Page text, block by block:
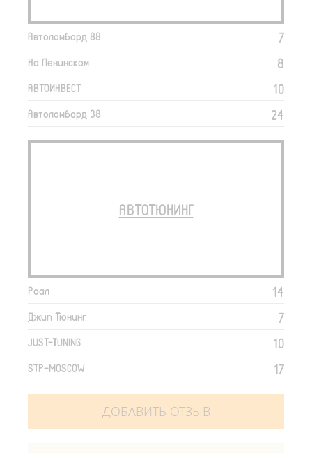
7
Автоломбард 88
8
На Ленинском
10
АВТОИНВЕСТ
24
Автоломбард 38
АВТОТЮНИНГ
14
Роал
7
Джип Тюнинг
10
JUST-TUNING
17
STP-MOSCOW
ДОБАВИТЬ ОТЗЫВ